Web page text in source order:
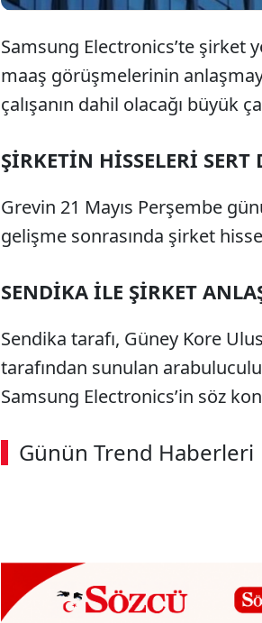
Samsung Electronics’te şirket
maaş görüşmelerinin
çalışanın dahil olacağı büyük
ŞİRKETİN HİSSELERİ SERT
Grevin 21 Mayıs Perşembe
gelişme sonrasında şirket
SENDİKA İLE ŞİRKET
Sendika tarafı, Güney Kore
tarafından sunulan
Samsung Electronics’in söz
Günün Trend Haberleri
00:02 / 02:14